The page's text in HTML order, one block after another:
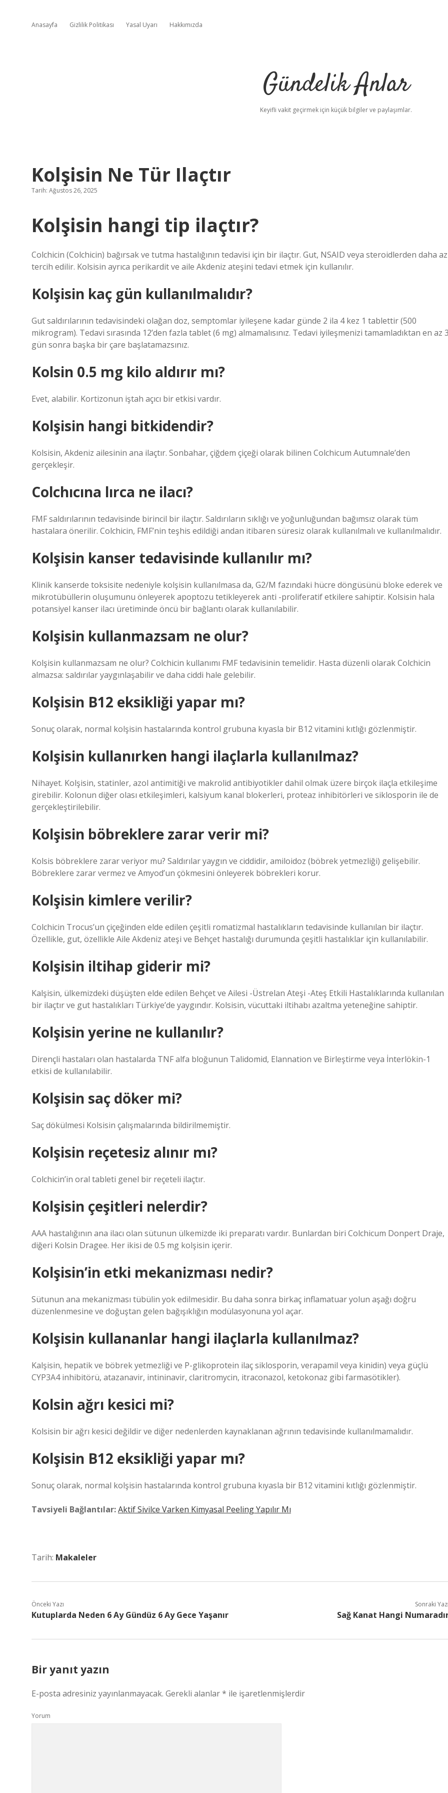
Anasayfa Gizlilik Politikası Yasal Uyarı Hakkımızda
Gündelik Anlar
Keyifli vakit geçirmek için küçük bilgiler ve paylaşımlar.
Kolşisin Ne Tür Ilaçtır
Tarih: Ağustos 26, 2025
Kolşisin hangi tip ilaçtır?
Colchicin (Colchicin) bağırsak ve tutma hastalığının tedavisi için bir ilaçtır. Gut, NSAID veya steroidlerden daha az
tercih edilir. Kolsisin ayrıca perikardit ve aile Akdeniz ateşini tedavi etmek için kullanılır.
Kolşisin kaç gün kullanılmalıdır?
Gut saldırılarının tedavisindeki olağan doz, semptomlar iyileşene kadar günde 2 ila 4 kez 1 tablettir (500
mikrogram). Tedavi sırasında 12’den fazla tablet (6 mg) almamalısınız. Tedavi iyileşmenizi tamamladıktan en az 3
gün sonra başka bir çare başlatamazsınız.
Kolsin 0.5 mg kilo aldırır mı?
Evet, alabilir. Kortizonun iştah açıcı bir etkisi vardır.
Kolşisin hangi bitkidendir?
Kolsisin, Akdeniz ailesinin ana ilaçtır. Sonbahar, çiğdem çiçeği olarak bilinen Colchicum Autumnale’den
gerçekleşir.
Colchıcına lırca ne ilacı?
FMF saldırılarının tedavisinde birincil bir ilaçtır. Saldırıların sıklığı ve yoğunluğundan bağımsız olarak tüm
hastalara önerilir. Colchicin, FMF’nin teşhis edildiği andan itibaren süresiz olarak kullanılmalı ve kullanılmalıdır.
Kolşisin kanser tedavisinde kullanılır mı?
Klinik kanserde toksisite nedeniyle kolşisin kullanılmasa da, G2/M fazındaki hücre döngüsünü bloke ederek ve
mikrotübüllerin oluşumunu önleyerek apoptozu tetikleyerek anti -proliferatif etkilere sahiptir. Kolsisin hala
potansiyel kanser ilacı üretiminde öncü bir bağlantı olarak kullanılabilir.
Kolşisin kullanmazsam ne olur?
Kolşisin kullanmazsam ne olur? Colchicin kullanımı FMF tedavisinin temelidir. Hasta düzenli olarak Colchicin
almazsa: saldırılar yaygınlaşabilir ve daha ciddi hale gelebilir.
Kolşisin B12 eksikliği yapar mı?
Sonuç olarak, normal kolşisin hastalarında kontrol grubuna kıyasla bir B12 vitamini kıtlığı gözlenmiştir.
Kolşisin kullanırken hangi ilaçlarla kullanılmaz?
Nihayet. Kolşisin, statinler, azol antimitiği ve makrolid antibiyotikler dahil olmak üzere birçok ilaçla etkileşime
girebilir. Kolonun diğer olası etkileşimleri, kalsiyum kanal blokerleri, proteaz inhibitörleri ve siklosporin ile de
gerçekleştirilebilir.
Kolşisin böbreklere zarar verir mi?
Kolsis böbreklere zarar veriyor mu? Saldırılar yaygın ve ciddidir, amiloidoz (böbrek yetmezliği) gelişebilir.
Böbreklere zarar vermez ve Amyod’un çökmesini önleyerek böbrekleri korur.
Kolşisin kimlere verilir?
Colchicin Trocus’un çiçeğinden elde edilen çeşitli romatizmal hastalıkların tedavisinde kullanılan bir ilaçtır.
Özellikle, gut, özellikle Aile Akdeniz ateşi ve Behçet hastalığı durumunda çeşitli hastalıklar için kullanılabilir.
Kolşisin iltihap giderir mi?
Kalşisin, ülkemizdeki düşüşten elde edilen Behçet ve Ailesi -Üstrelan Ateşi -Ateş Etkili Hastalıklarında kullanılan
bir ilaçtır ve gut hastalıkları Türkiye’de yaygındır. Kolsisin, vücuttaki iltihabı azaltma yeteneğine sahiptir.
Kolşisin yerine ne kullanılır?
Dirençli hastaları olan hastalarda TNF alfa bloğunun Talidomid, Elannation ve Birleştirme veya İnterlökin-1
etkisi de kullanılabilir.
Kolşisin saç döker mi?
Saç dökülmesi Kolsisin çalışmalarında bildirilmemiştir.
Kolşisin reçetesiz alınır mı?
Colchicin’in oral tableti genel bir reçeteli ilaçtır.
Kolşisin çeşitleri nelerdir?
AAA hastalığının ana ilacı olan sütunun ülkemizde iki preparatı vardır. Bunlardan biri Colchicum Donpert Draje,
diğeri Kolsin Dragee. Her ikisi de 0.5 mg kolşisin içerir.
Kolşisin’in etki mekanizması nedir?
Sütunun ana mekanizması tübülin yok edilmesidir. Bu daha sonra birkaç inflamatuar yolun aşağı doğru
düzenlenmesine ve doğuştan gelen bağışıklığın modülasyonuna yol açar.
Kolşisin kullananlar hangi ilaçlarla kullanılmaz?
Kalşisin, hepatik ve böbrek yetmezliği ve P-glikoprotein ilaç siklosporin, verapamil veya kinidin) veya güçlü
CYP3A4 inhibitörü, atazanavir, intininavir, claritromycin, itraconazol, ketokonaz gibi farmasötikler).
Kolsin ağrı kesici mi?
Kolsisin bir ağrı kesici değildir ve diğer nedenlerden kaynaklanan ağrının tedavisinde kullanılmamalıdır.
Kolşisin B12 eksikliği yapar mı?
Sonuç olarak, normal kolşisin hastalarında kontrol grubuna kıyasla bir B12 vitamini kıtlığı gözlenmiştir.
Tavsiyeli Bağlantılar:Aktif Sivilce Varken Kimyasal Peeling Yapılır Mı
Tarih: Makaleler
Önceki Yazı
Kutuplarda Neden 6 Ay Gündüz 6 Ay Gece Yaşanır
Sonraki Yazı
Sağ Kanat Hangi
Bir yanıt yazın
E-posta adresiniz yayınlanmayacak. Gerekli alanlar* ile işaretlenmişlerdir
Yorum